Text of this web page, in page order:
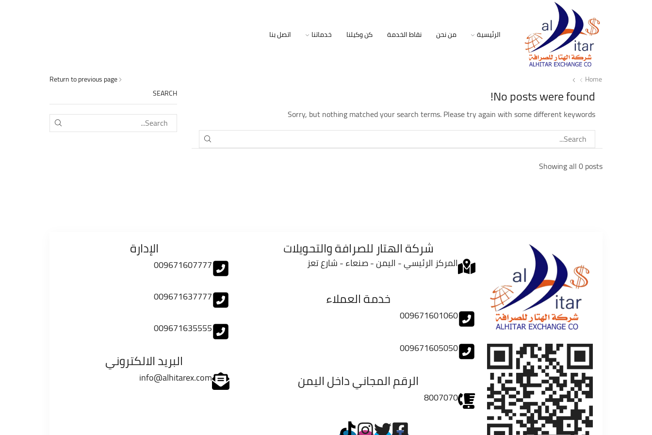
الرئيسية من نحن نقاط الخدمة كن وكيلنا خدماتنا اتصل بنا
Return to previous page Home
No posts were found!
Sorry, but nothing matched your search terms. Please try again with some different keywords
SEARCH
Showing all 0 posts
SEARCH
SEARCH
شركة الهتار للصرافة والتحويلات
المركز الرئيسي - اليمن - صنعاء - شارع تعز
خدمة العملاء
009671601060
009671605050
الرقم المجاني داخل اليمن
8007070
الإدارة
009671607777
009671637777
009671635555
البريد الالكتروني
info@alhitarex.com